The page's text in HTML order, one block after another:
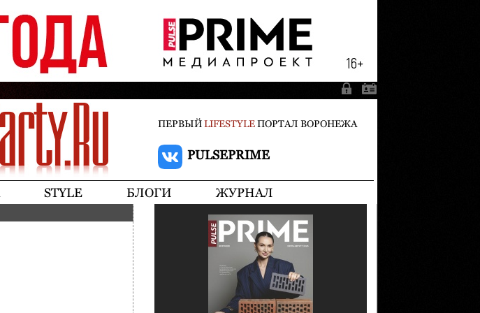
ПЕРВЫЙLIFESTYLEПОРТАЛ ВОРОНЕЖА
PULSEPRIME
STYLE БЛОГИ ЖУРНАЛ